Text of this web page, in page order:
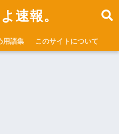
速報。
用語集 このサイトについて